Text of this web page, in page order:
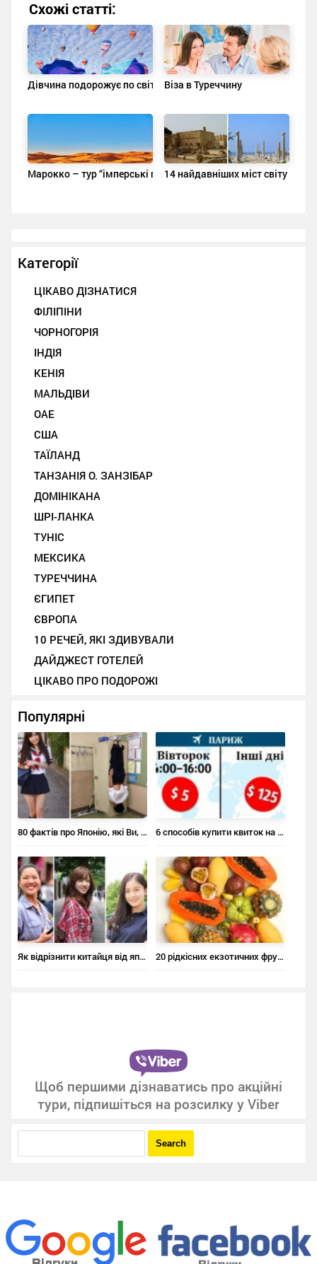
Схожі статті:
Дівчина подорожує по світу в чудових сукнях і робить фото
Віза в Туреччину
Марокко – тур “імперські південні міста”14 найдавніших міст світу
Категорії
ЦІКАВО ДІЗНАТИСЯ
ФІЛІПІНИ
ЧОРНОГОРІЯ
ІНДІЯ
КЕНІЯ
МАЛЬДІВИ
ОАЕ
США
ТАЇЛАНД
ТАНЗАНІЯ О. ЗАНЗІБАР
ДОМІНІКАНА
ШРІ-ЛАНКА
ТУНІС
МЕКСИКА
ТУРЕЧЧИНА
ЄГИПЕТ
ЄВРОПА
10 РЕЧЕЙ, ЯКІ ЗДИВУВАЛИ
ДАЙДЖЕСТ ГОТЕЛЕЙ
ЦІКАВО ПРО ПОДОРОЖІ
Популярні
80 фактів про Японію, які Ви, напевно, не знали 6 способів купити квиток на літак за ціною квитка в кіно
Як відрізнити китайця від японця, а японця – від корейця 20 рідкісних екзотичних фруктів, про які ви не чули
Щоб першими дізнаватись про акційні
тури, підпишіться на розсилку у Viber